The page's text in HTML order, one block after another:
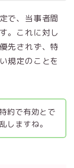
で、当事者間
。これに対し
先されず、特
規定のことを
約で有効とで
しますね。